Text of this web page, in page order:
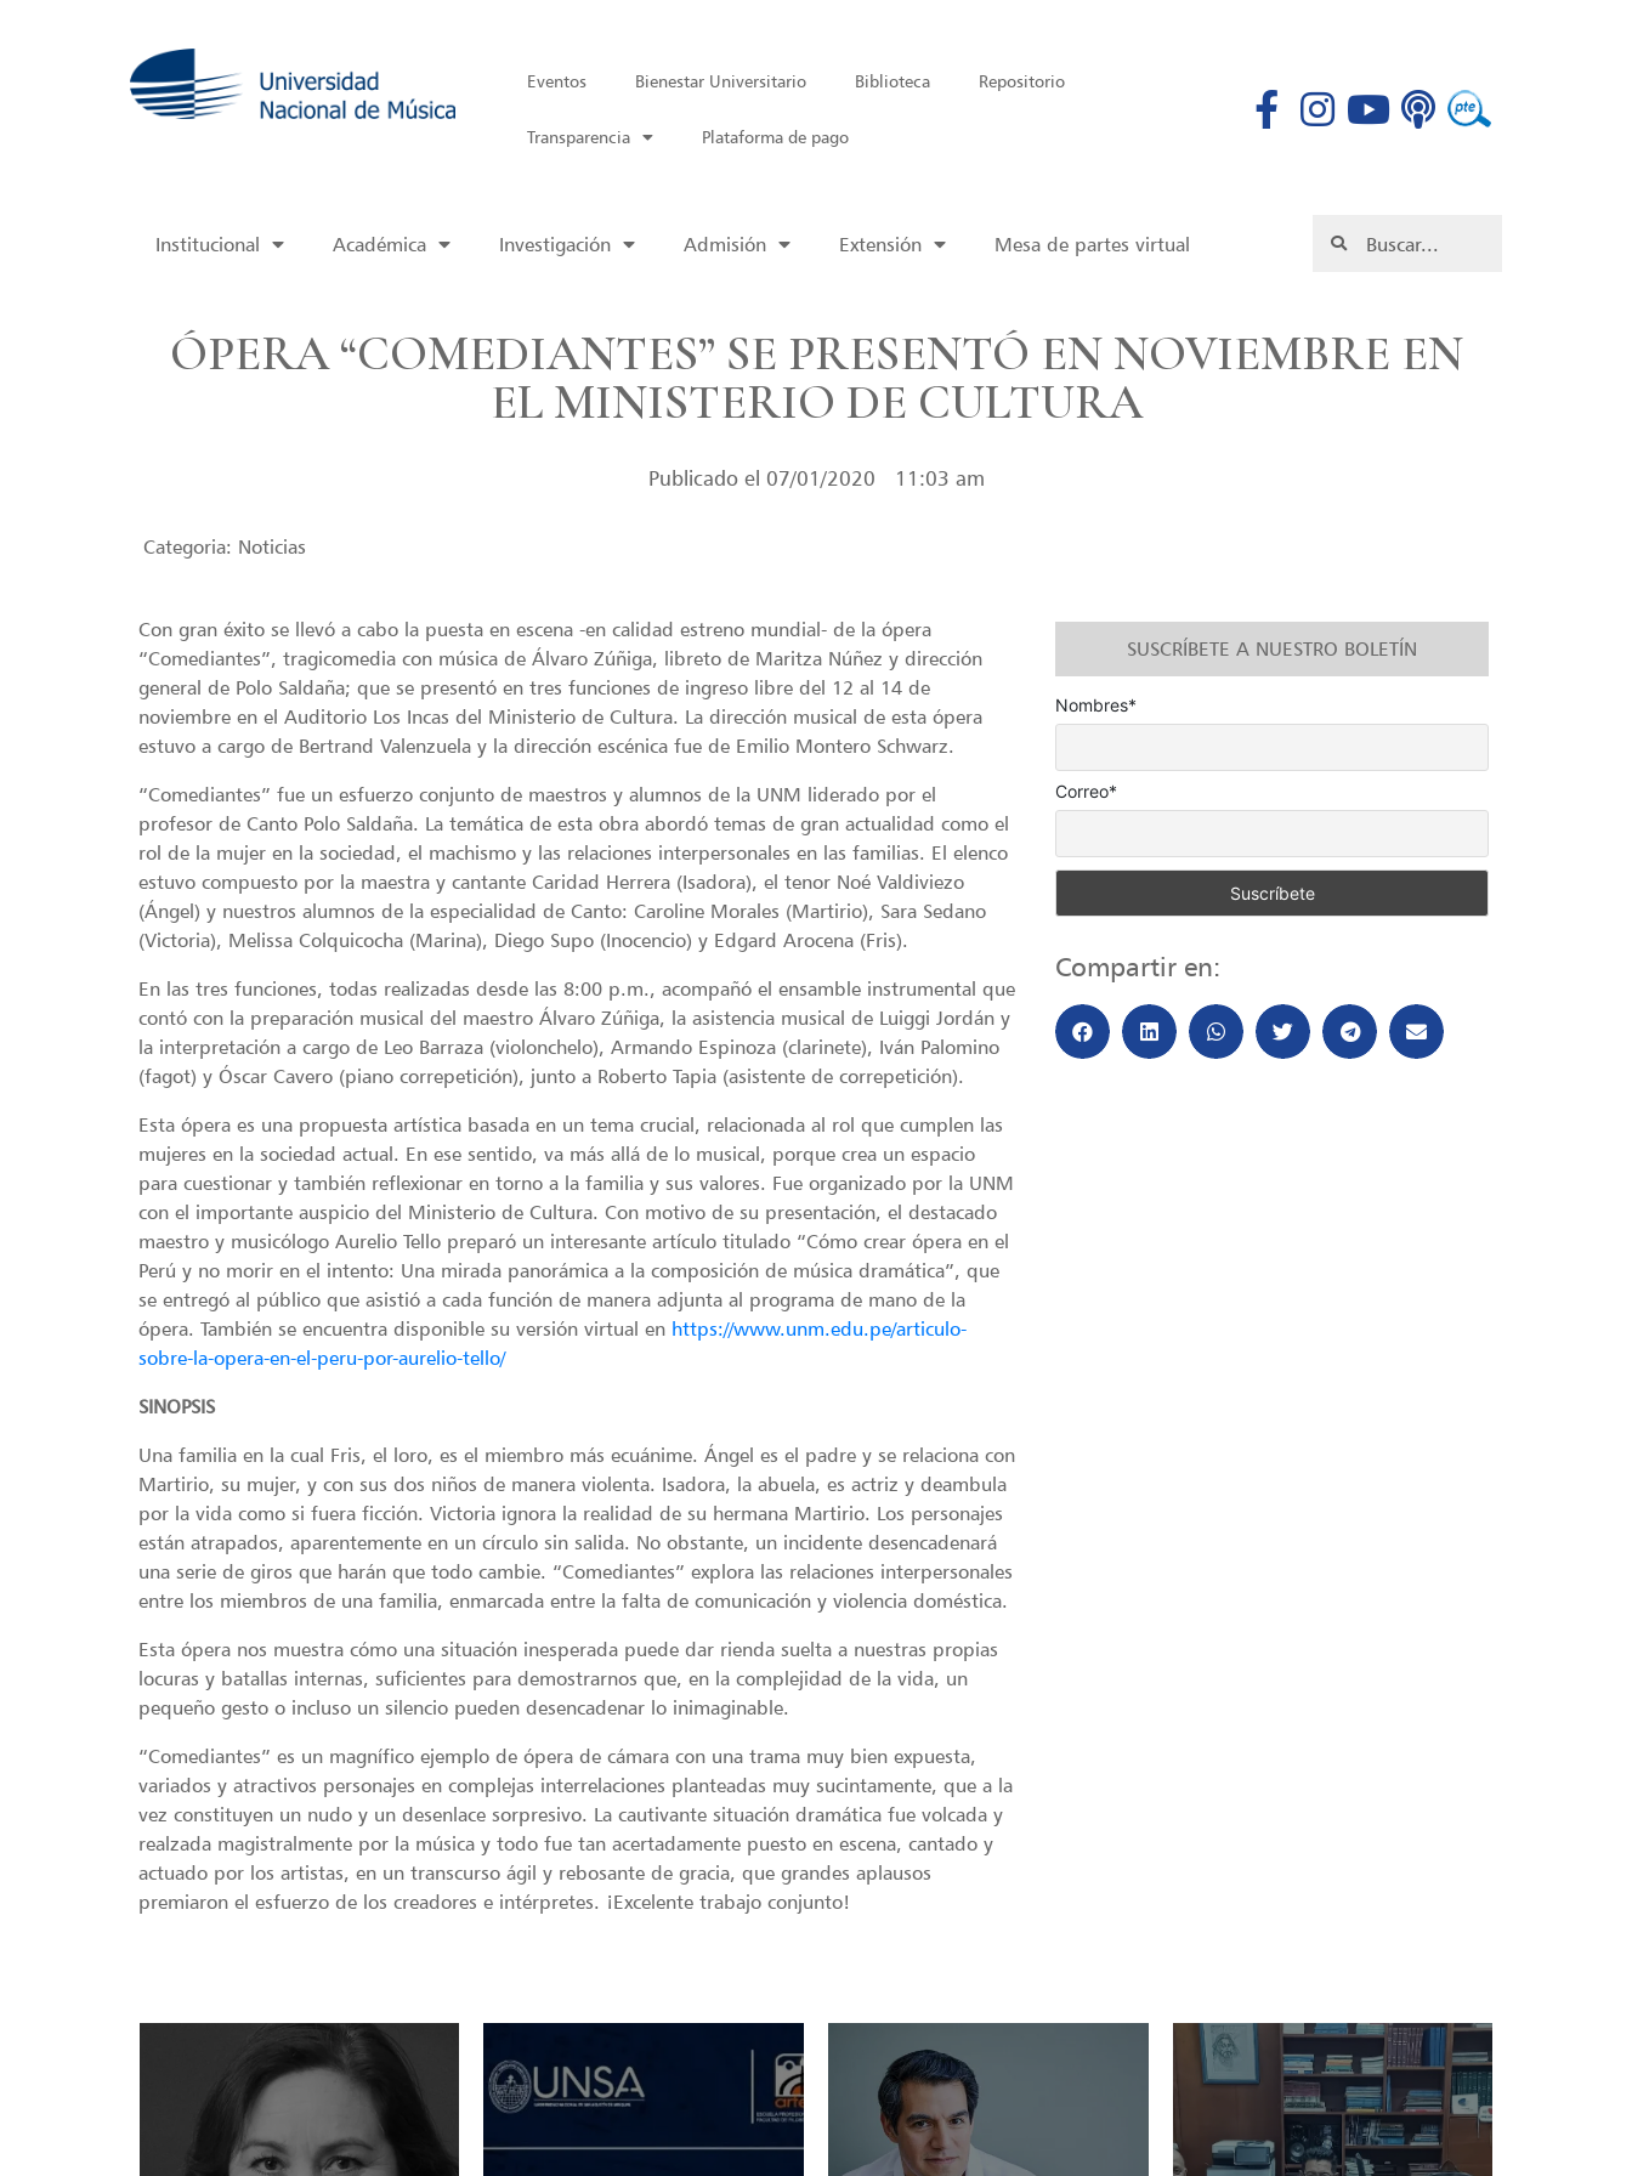
Eventos Bienestar Universitario Biblioteca Repositorio
Transparencia Plataforma de pago
Institucional Académica Investigación Admisión Extensión Mesa de partes virtual
ÓPERA “COMEDIANTES” SE PRESENTÓ EN NOVIEMBRE EN
EL MINISTERIO DE CULTURA
Publicado el 07/01/2020 11:03 am
Categoria: Noticias
Con gran éxito se llevó a cabo la puesta en escena -en calidad estreno mundial- de la ópera
“Comediantes”, tragicomedia con música de Álvaro Zúñiga, libreto de Maritza Núñez y dirección
general de Polo Saldaña; que se presentó en tres funciones de ingreso libre del 12 al 14 de
noviembre en el Auditorio Los Incas del Ministerio de Cultura. La dirección musical de esta ópera
estuvo a cargo de Bertrand Valenzuela y la dirección escénica fue de Emilio Montero Schwarz.
“Comediantes” fue un esfuerzo conjunto de maestros y alumnos de la UNM liderado por el
profesor de Canto Polo Saldaña. La temática de esta obra abordó temas de gran actualidad como el
rol de la mujer en la sociedad, el machismo y las relaciones interpersonales en las familias. El elenco
estuvo compuesto por la maestra y cantante Caridad Herrera (Isadora), el tenor Noé Valdiviezo
(Ángel) y nuestros alumnos de la especialidad de Canto: Caroline Morales (Martirio), Sara Sedano
(Victoria), Melissa Colquicocha (Marina), Diego Supo (Inocencio) y Edgard Arocena (Fris).
En las tres funciones, todas realizadas desde las 8:00 p.m., acompañó el ensamble instrumental que
contó con la preparación musical del maestro Álvaro Zúñiga, la asistencia musical de Luiggi Jordán y
la interpretación a cargo de Leo Barraza (violonchelo), Armando Espinoza (clarinete), Iván Palomino
(fagot) y Óscar Cavero (piano correpetición), junto a Roberto Tapia (asistente de correpetición).
Esta ópera es una propuesta artística basada en un tema crucial, relacionada al rol que cumplen las
mujeres en la sociedad actual. En ese sentido, va más allá de lo musical, porque crea un espacio
para cuestionar y también reflexionar en torno a la familia y sus valores. Fue organizado por la UNM
con el importante auspicio del Ministerio de Cultura. Con motivo de su presentación, el destacado
maestro y musicólogo Aurelio Tello preparó un interesante artículo titulado “Cómo crear ópera en el
Perú y no morir en el intento: Una mirada panorámica a la composición de música dramática”, que
se entregó al público que asistió a cada función de manera adjunta al programa de mano de la
ópera. También se encuentra disponible su versión virtual en https://www.unm.edu.pe/articulo-
sobre-la-opera-en-el-peru-por-aurelio-tello/
SINOPSIS
Una familia en la cual Fris, el loro, es el miembro más ecuánime. Ángel es el padre y se relaciona con
Martirio, su mujer, y con sus dos niños de manera violenta. Isadora, la abuela, es actriz y deambula
por la vida como si fuera ficción. Victoria ignora la realidad de su hermana Martirio. Los personajes
están atrapados, aparentemente en un círculo sin salida. No obstante, un incidente desencadenará
una serie de giros que harán que todo cambie. “Comediantes” explora las relaciones interpersonales
entre los miembros de una familia, enmarcada entre la falta de comunicación y violencia doméstica.
Esta ópera nos muestra cómo una situación inesperada puede dar rienda suelta a nuestras propias
locuras y batallas internas, suficientes para demostrarnos que, en la complejidad de la vida, un
pequeño gesto o incluso un silencio pueden desencadenar lo inimaginable.
“Comediantes” es un magnífico ejemplo de ópera de cámara con una trama muy bien expuesta,
variados y atractivos personajes en complejas interrelaciones planteadas muy sucintamente, que a la
vez constituyen un nudo y un desenlace sorpresivo. La cautivante situación dramática fue volcada y
realzada magistralmente por la música y todo fue tan acertadamente puesto en escena, cantado y
actuado por los artistas, en un transcurso ágil y rebosante de gracia, que grandes aplausos
premiaron el esfuerzo de los creadores e intérpretes. ¡Excelente trabajo conjunto!
SUSCRÍBETE A NUESTRO BOLETÍN
Nombres*
Correo*
Compartir en: